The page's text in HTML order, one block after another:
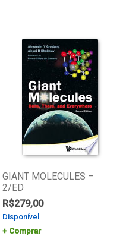
GIANT MOLECULES –
2/ED
R$279,00
Disponível
Comprar